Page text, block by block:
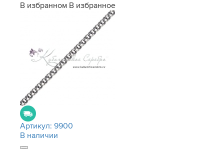
В избранном В избранное
Артикул: 9900
В наличии